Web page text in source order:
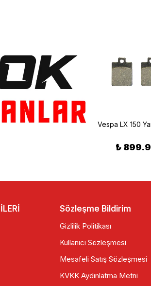
Motoran Torro Ön Üçgen Parça Siyah
₺
Sözleşme Bildirim
Gizlilik Politikası
Kullanıcı Sözleşmesi
Mesafeli Satış Sözleşmesi
KVKK Aydınlatma Metni